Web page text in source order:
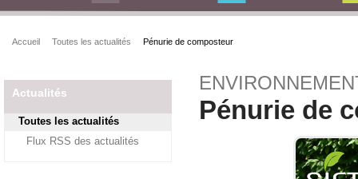
Accueil Toutes les actualités Pénurie de composteur
Actualités
Toutes les actualités
Flux RSS des actualités
Pénurie de